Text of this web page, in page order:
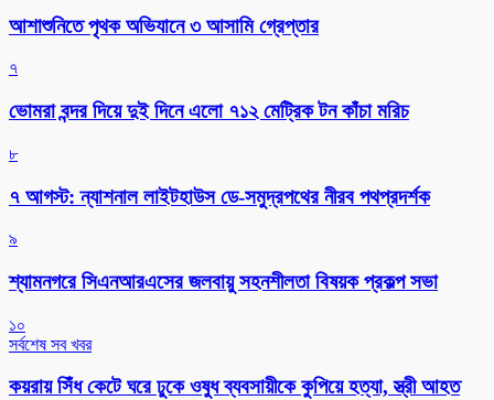
আশাশুনিতে পৃথক অভিযানে ৩ আসামি গ্রেপ্তার
৭
ভোমরা বন্দর দিয়ে দুই দিনে এলো ৭১২ মেট্রিক টন কাঁচা মরিচ
৮
৭ আগস্ট: ন্যাশনাল লাইটহাউস ডে-সমুদ্রপথের নীরব পথপ্রদর্শক
৯
শ্যামনগরে সিএনআরএসের জলবায়ু সহনশীলতা বিষয়ক প্রকল্প সভা
১০
সর্বশেষ সব খবর
কয়রায় সিঁধ কেটে ঘরে ঢুকে ওষুধ ব্যবসায়ীকে কুপিয়ে হত্যা, স্ত্রী আহত